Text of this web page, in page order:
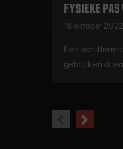
FYSIEKE
18 oktober 2022
Een
gebruiken
previous